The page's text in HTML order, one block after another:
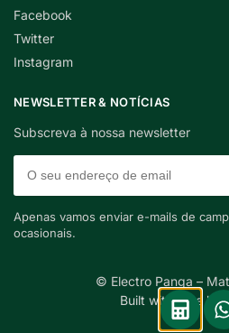
Facebook
Twitter
Instagram
NEWSLETTER & NOTÍCIAS
Subscreva à nossa newsletter
Apenas vamos enviar e-mails de
ocasionais.
© Electro Panga –
Built with care by